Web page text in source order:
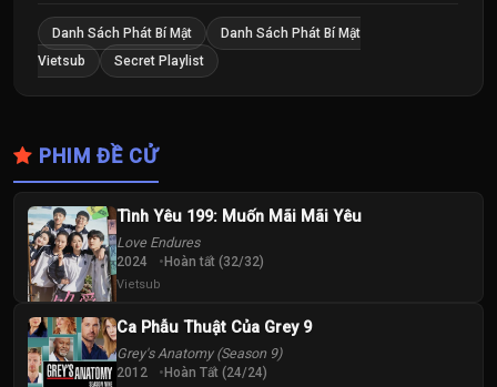
Danh Sách Phát Bí Mật
Danh Sách Phát Bí Mật
Vietsub
Secret Playlist
PHIM ĐỀ CỬ
Tình Yêu 199: Muốn Mãi Mãi Yêu
Love Endures
2024 Hoàn tất (32/32)
Vietsub
Ca Phẫu Thuật Của Grey 9
Grey's Anatomy (Season 9)
2012 Hoàn Tất (24/24)